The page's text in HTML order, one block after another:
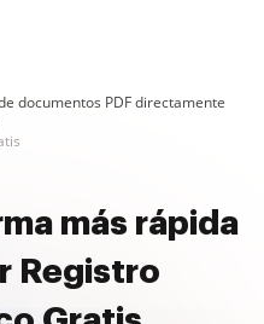
documentos PDF directamente
más rápida
Registro